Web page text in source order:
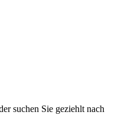
suchen Sie geziehlt nach